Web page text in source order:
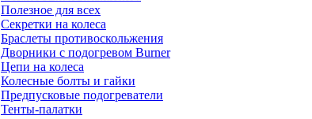
Полезное для всех
Секретки на колеса
Браслеты противоскольжения
Дворники с подогревом Burner
Цепи на колеса
Колесные болты и гайки
Предпусковые подогреватели
Тенты-палатки